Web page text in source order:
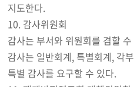
지도한다.
10. 감사위원회
감사는 부서와 위원회를 겸할
감사는 일반회계, 특별회계, 각
특별 감사를 요구할 수 있다.